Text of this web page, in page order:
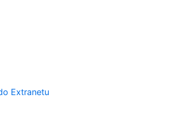
Extranetu